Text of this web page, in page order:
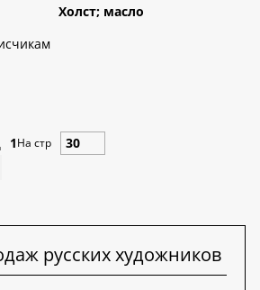
Холст; масло
1На стр
русских художников